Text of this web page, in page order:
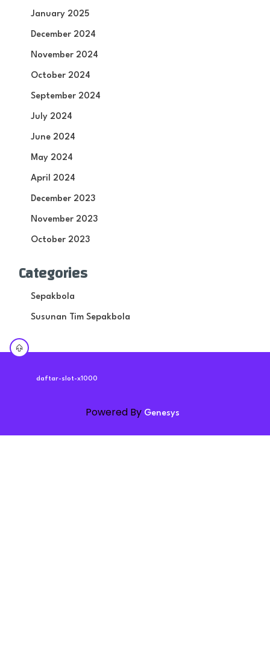
January 2025
December 2024
November 2024
October 2024
September 2024
July 2024
June 2024
May 2024
April 2024
December 2023
November 2023
October 2023
Categories
Sepakbola
Susunan Tim Sepakbola
daftar-slot-x1000
Powered By Genesys